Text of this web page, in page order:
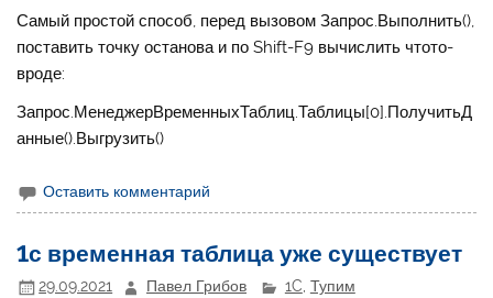
Самый простой способ, перед вызовом Запрос.Выполнить(),
поставить точку останова и по Shift-F9 вычислить чтото-
вроде:
Запрос.МенеджерВременныхТаблиц.Таблицы[0].ПолучитьД
анные().Выгрузить()
Оставить комментарий
1с временная таблица уже существует
29.09.2021 Павел Грибов 1C, Тупим